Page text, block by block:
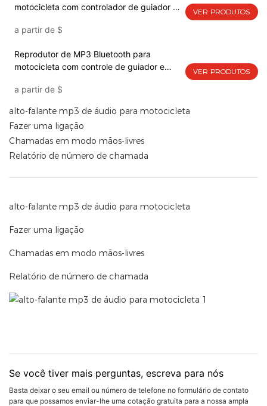
motocicleta com controlador de guiador e
a partir de $
VER PRODUTOS
Reprodutor de MP3 Bluetooth para
motocicleta com controle de guiador e
a partir de $
VER PRODUTOS
alto-falante mp3 de áudio para motocicleta
Fazer uma ligação
Chamadas em modo mãos-livres
Relatório de número de chamada
alto-falante mp3 de áudio para motocicleta
Fazer uma ligação
Chamadas em modo mãos-livres
Relatório de número de chamada
Se você tiver mais perguntas, escreva para nós
Basta deixar o seu email ou número de telefone no formulário de contato
para que possamos enviar-lhe uma cotação gratuita para a nossa ampla